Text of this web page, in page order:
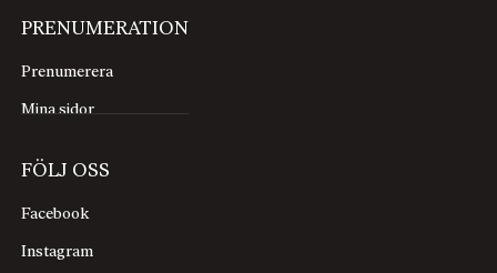
PRENUMERATION
Prenumerera
Mina sidor
FÖLJ OSS
Facebook
Instagram